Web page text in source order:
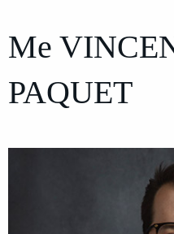
Me
PAQUET